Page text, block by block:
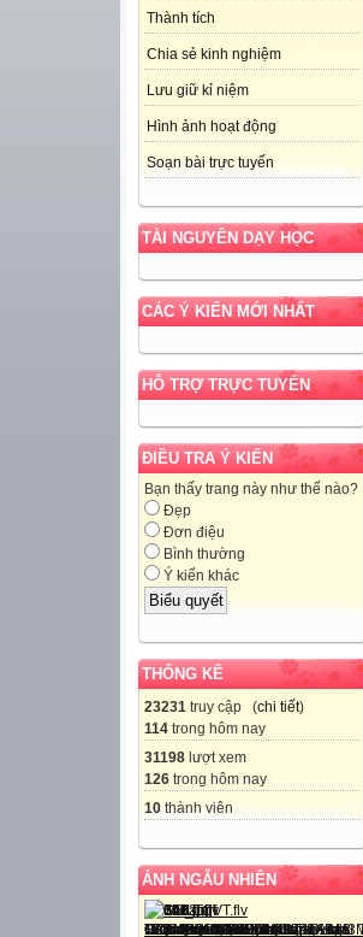
Thành tích
Chia sẻ kinh nghiệm
Lưu giữ kỉ niệm
Hình ảnh hoạt động
Soạn bài trực tuyến
TÀI NGUYÊN DẠY HỌC
CÁC Ý KIẾN MỚI NHẤT
HỖ TRỢ TRỰC TUYẾN
ĐIỀU TRA Ý KIẾN
Bạn thấy trang này như thế nào?
Đẹp
Đơn điệu
Bình thường
Ý kiến khác
THỐNG KÊ
23231 truy cập (chi tiết)
114 trong hôm nay
31198 lượt xem
126 trong hôm nay
10 thành viên
ẢNH NGẪU NHIÊN